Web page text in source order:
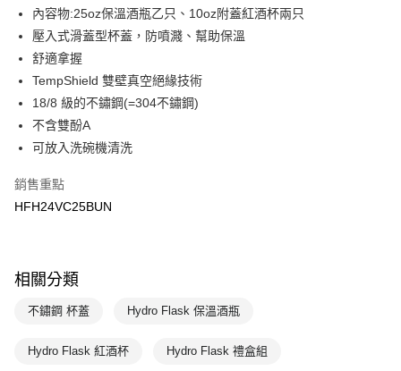
每筆NT$100，滿NT$1,500(含以上)免運費
宅配-本島
每筆NT$100，滿NT$1,500(含以上)免運費
內容物:25oz保溫酒瓶乙只、10oz附蓋紅酒杯兩只
壓入式滑蓋型杯蓋，防噴濺、幫助保溫
舒適拿握
TempShield 雙壁真空絕緣技術
18/8 級的不鏽鋼(=304不鏽鋼)
不含雙酚A
可放入洗碗機清洗
銷售重點
HFH24VC25BUN
相關分類
不鏽鋼 杯蓋 Hydro Flask 保溫酒瓶
Hydro Flask 紅酒杯 Hydro Flask 禮盒組